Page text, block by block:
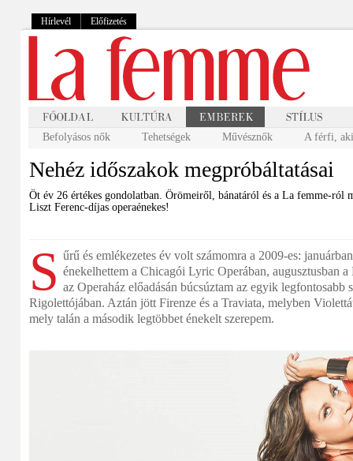
Hírlevél Előfizetés
Befolyásos nők Tehetségek Művésznők A férfi,
Nehéz időszakok megpróbáltatásai
Öt év 26 értékes gondolatban. Örömeiről, bánatáról és a La femme-ról
Liszt Ferenc-díjas operaénekes!
S űrű és emlékezetes év volt számomra a 2009-es:
énekelhettem a Chicagói Lyric Operában, augusztusban
az Operaház előadásán búcsúztam az egyik legfontosabb
Rigolettójában. Aztán jött Firenze és a Traviata, melyben
mely talán a második legtöbbet énekelt szerepem.